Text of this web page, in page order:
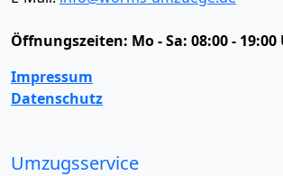
Öffnungszeiten: Mo - Sa: 08:00 -
Impressum
Datenschutz
Umzugsservice